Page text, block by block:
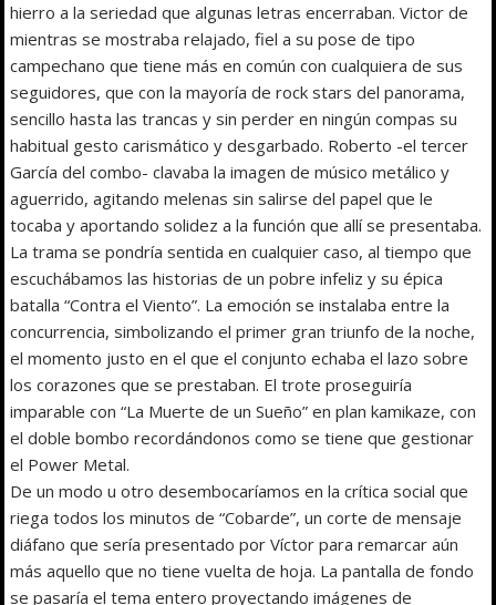
hierro a la seriedad que algunas letras encerraban. Victor de
mientras se mostraba relajado, fiel a su pose de tipo
campechano que tiene más en común con cualquiera de sus
seguidores, que con la mayoría de rock stars del panorama,
sencillo hasta las trancas y sin perder en ningún compas su
habitual gesto carismático y desgarbado. Roberto -el tercer
García del combo- clavaba la imagen de músico metálico y
aguerrido, agitando melenas sin salirse del papel que le
tocaba y aportando solidez a la función que allí se presentaba.
La trama se pondría sentida en cualquier caso, al tiempo que
escuchábamos las historias de un pobre infeliz y su épica
batalla “Contra el Viento”. La emoción se instalaba entre la
concurrencia, simbolizando el primer gran triunfo de la noche,
el momento justo en el que el conjunto echaba el lazo sobre
los corazones que se prestaban. El trote proseguiría
imparable con “La Muerte de un Sueño” en plan kamikaze, con
el doble bombo recordándonos como se tiene que gestionar
el Power Metal.
De un modo u otro desembocaríamos en la crítica social que
riega todos los minutos de “Cobarde”, un corte de mensaje
diáfano que sería presentado por Víctor para remarcar aún
más aquello que no tiene vuelta de hoja. La pantalla de fondo
se pasaría el tema entero proyectando imágenes de